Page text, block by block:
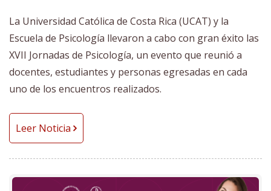
La Universidad Católica de Costa Rica (UCAT) y la
Escuela de Psicología llevaron a cabo con gran éxito las
XVII Jornadas de Psicología, un evento que reunió a
docentes, estudiantes y personas egresadas en cada
uno de los encuentros realizados.
Leer Noticia